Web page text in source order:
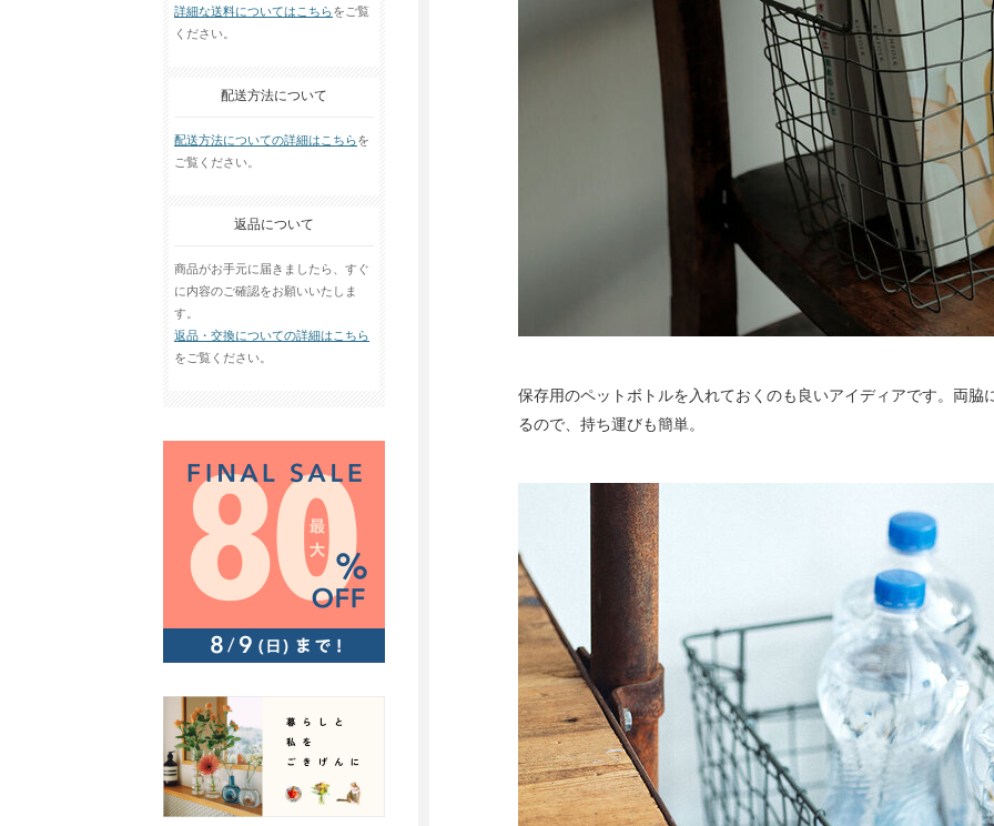
詳細な送料についてはこちらをご覧
ください。
配送方法について
配送方法についての詳細はこちらを
ご覧ください。
返品について
商品がお手元に届きましたら、すぐ
に内容のご確認をお願いいたしま
す。
返品・交換についての詳細はこちら
をご覧ください。
保存用のペットボトルを入れておくのも良いアイディアです。両脇
るので、持ち運びも簡単。